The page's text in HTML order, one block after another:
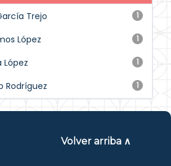
1
Trejo
1
López
1
López
1
Rodríguez
Volver arriba ∧